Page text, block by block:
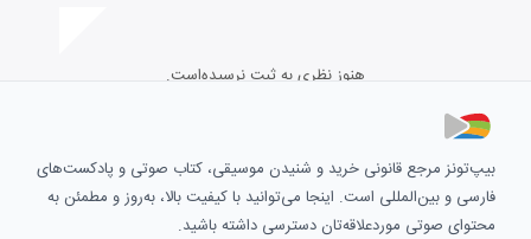
هنوز نظری به ثبت نرسیده‌است.
بیپ‌تونز مرجع قانونی خرید و شنیدن موسیقی، کتاب صوتی و پادکست‌های
فارسی و بین‌المللی است. اینجا می‌توانید با کیفیت بالا، به‌روز و مطمئن به
محتوای صوتی موردعلاقه‌تان دسترسی داشته باشید.